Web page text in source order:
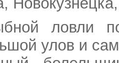
ловли
улов и